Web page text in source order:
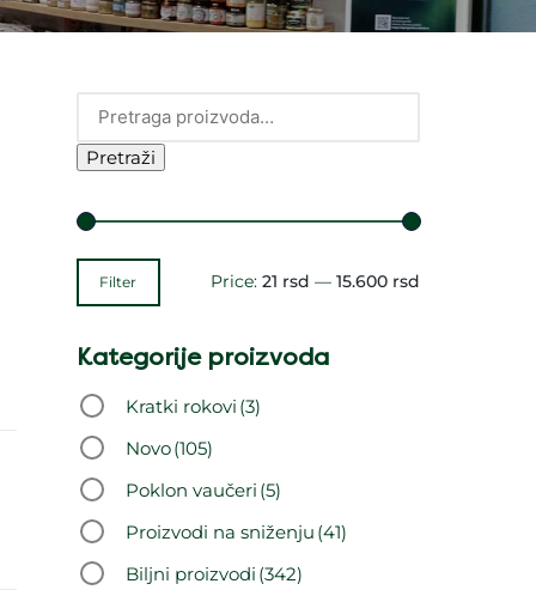
Pretraži
Filter Price: 21 rsd — 15.600 rsd
Kategorije proizvoda
Kratki rokovi (3)
Novo(105)
Poklon vaučeri (5)
Proizvodi na sniženju (41)
Biljni proizvodi (342)